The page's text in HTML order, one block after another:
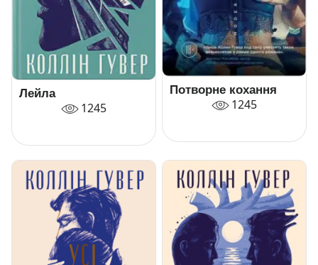
Лейла
1245
Потворне кохання
1245